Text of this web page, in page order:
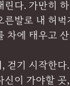
다. 가만히
발로 내 허
차에 태우고 산
기 시작한다
이 가야할 곳